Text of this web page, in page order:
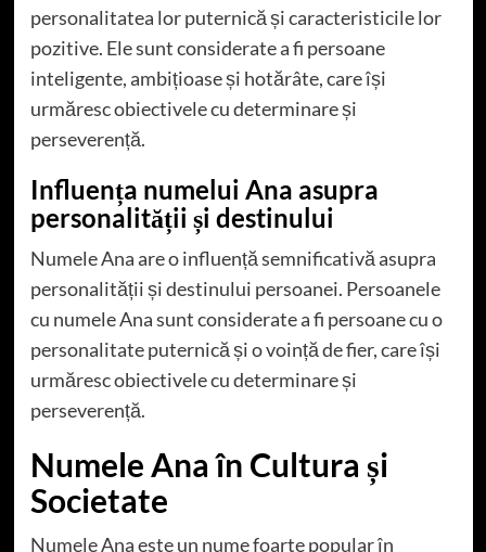
personalitatea lor puternică și caracteristicile lor
pozitive. Ele sunt considerate a fi persoane
inteligente, ambițioase și hotărâte, care își
urmăresc obiectivele cu determinare și
perseverență.
Influența numelui Ana asupra
personalității și destinului
Numele Ana are o influență semnificativă asupra
personalității și destinului persoanei. Persoanele
cu numele Ana sunt considerate a fi persoane cu o
personalitate puternică și o voință de fier, care își
urmăresc obiectivele cu determinare și
perseverență.
Numele Ana în Cultura și
Societate
Numele Ana este un nume foarte popular în